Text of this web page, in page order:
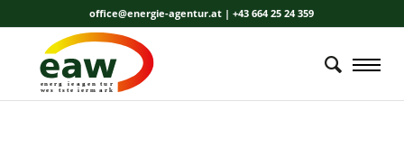
office@energie-agentur.at | +43 664 25 24 359
energ i e a gen t u r
wes
t ste i erm a r k